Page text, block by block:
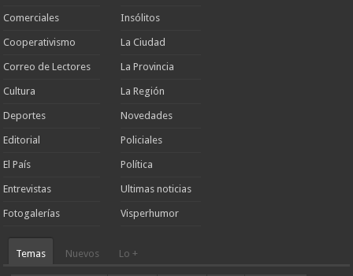
Comerciales
Cooperativismo
Correo de Lectores
Cultura
Deportes
Editorial
El País
Entrevistas
Fotogalerías
Insólitos
La Ciudad
La Provincia
La Región
Novedades
Policiales
Política
Ultimas noticias
Visperhumor
Temas Nuevos Lo +